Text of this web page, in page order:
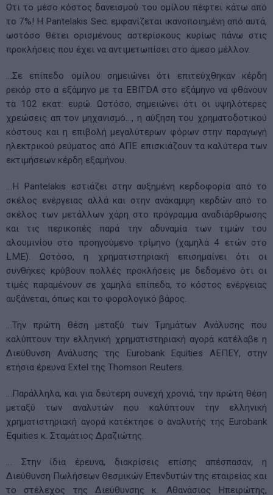
Οτι το μέσο κόστος δανεισμού του ομίλου πέφτει κάτω από
το 7%! Η Pantelakis Sec. εμφανίζεται ικανοποιημένη από αυτά,
ωστόσο θέτει ορισμένους αστερίσκους κυρίως πάνω στις
προκλήσεις που έχει να αντιμετωπίσει στο άμεσο μέλλον.
…Σε επίπεδο ομίλου σημειώνει ότι επιτεύχθηκαν κέρδη
ρεκόρ στο α εξάμηνο με τα EBITDA στο εξάμηνο να φθάνουν
τα 102 εκατ. ευρώ. Ωστόσο, σημειώνει ότι οι υψηλότερες
χρεώσεις απ τον μηχανισμό…, η αύξηση του χρηματοδοτικού
κόστους και η επιβολή μεγαλύτερων φόρων στην παραγωγή
ηλεκτρικού ρεύματος από ΑΠΕ επισκιάζουν τα καλύτερα των
εκτιμήσεων κέρδη εξαμήνου.
…Η Pantelakis εστιάζει στην αυξημένη κερδοφορία από το
σκέλος ενέργειας αλλά και στην ανάκαμψη κερδών από το
σκέλος των μετάλλων χάρη στο πρόγραμμα αναδιάρθρωσης
και τις περικοπές παρά την αδυναμία των τιμών του
αλουμινίου στο προηγούμενο τρίμηνο (χαμηλά 4 ετών στο
LME). Ωστόσο, η χρηματιστηριακή επισημαίνει ότι οι
συνθήκες κρύβουν πολλές προκλήσεις με δεδομένο ότι οι
τιμές παραμένουν σε χαμηλά επίπεδα, το κόστος ενέργειας
αυξάνεται, όπως και το φορολογικό βάρος.
…Την πρώτη θέση μεταξύ των Τμημάτων Ανάλυσης που
καλύπτουν την ελληνική χρηματιστηριακή αγορά κατέλαβε η
Διεύθυνση Ανάλυσης της Eurobank Equities ΑΕΠΕΥ, στην
ετήσια έρευνα Extel της Thomson Reuters.
…Παράλληλα, και για δεύτερη συνεχή χρονιά, την πρώτη θέση
μεταξύ των αναλυτών που καλύπτουν την ελληνική
χρηματιστηριακή αγορά κατέκτησε ο αναλυτής της Eurobank
Equities κ. Σταμάτιος Δραζιώτης.
… Στην ίδια έρευνα, διακρίσεις επίσης απέσπασαν, η
Διεύθυνση Πωλήσεων Θεσμικών Επενδυτών της εταιρείας και
το στέλεχος της Διεύθυνσης κ. Αθανάσιος Ηπειρώτης,